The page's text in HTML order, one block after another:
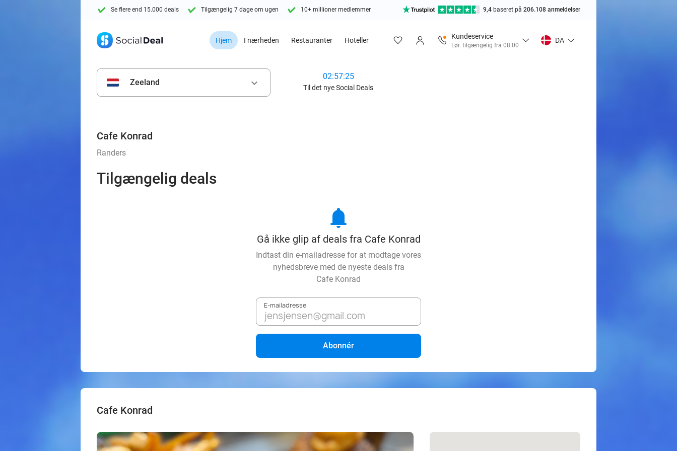
Se flere end 15.000 deals Tilgængelig 7 dage om ugen 10+ millioner medlemmer 9,4 baseret på 206.108 anmeldelser
Hjem I nærheden Restauranter Hoteller
Kundeservice
Lør. tilgængelig fra 08:00
DA
Zeeland keyboard_arrow_down
02:57:24
Til det nye Social Deals
Cafe Konrad
Randers
Tilgængelig deals
notifications
Gå ikke glip af deals fra Cafe Konrad
Indtast din e-mailadresse for at modtage vores
nyhedsbreve med de nyeste deals fra
Cafe Konrad
E-mailadresse
Abonnér
Cafe Konrad